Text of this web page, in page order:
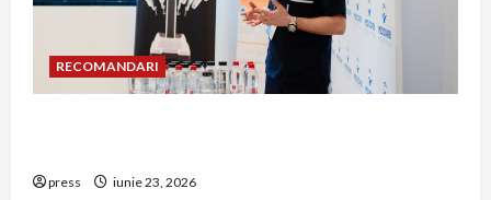
RECOMANDARI
press iunie 23, 2026